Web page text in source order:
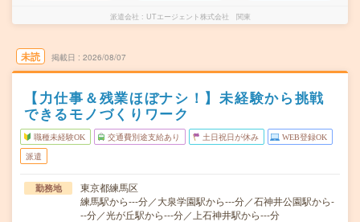
派遣会社 UTエージェント株式会社 関東
未読 掲載日 2026/08/07
【力仕事＆残業ほぼナシ！】未経験から挑戦
できるモノづくりワーク
職種未経験OK 交通費別途支給あり 土日祝日が休み WEB登録OK
派遣
勤務地
東京都練馬区
練馬駅から---分／大泉学園駅から---分／石神井公園駅から-
--分／光が丘駅から---分／上石神井駅から---分